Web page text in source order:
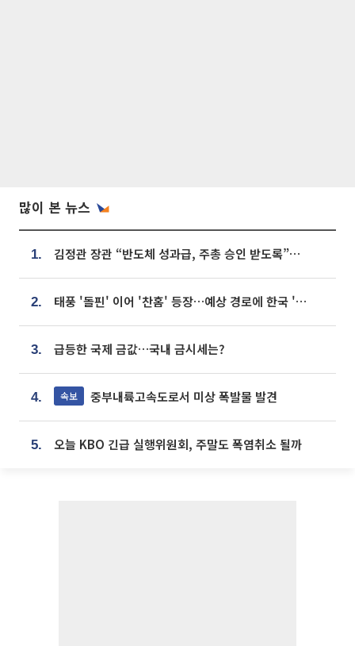
많이 본 뉴스
1. 김정관 장관 “반도체 성과급, 주총 승인 받도록”…상법·자본시장법 개정 시사
2. 태풍 '돌핀' 이어 '찬홈' 등장…예상 경로에 한국 '한숨'
3. 급등한 국제 금값…국내 금시세는?
4. 속보 중부내륙고속도로서 미상 폭발물 발견
5. 오늘 KBO 긴급 실행위원회, 주말도 폭염취소 될까